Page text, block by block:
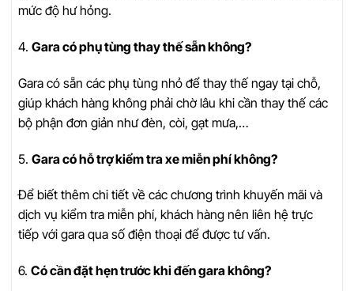
mức độ hư hỏng.
4. Gara có phụ tùng thay thế sẵn không?
Gara có sẵn các phụ tùng nhỏ để thay thế ngay tại chỗ,
giúp khách hàng không phải chờ lâu khi cần thay thế các
bộ phận đơn giản như đèn, còi, gạt mưa,…
5. Gara có hỗ trợ kiểm tra xe miễn phí không?
Để biết thêm chi tiết về các chương trình khuyến mãi và
dịch vụ kiểm tra miễn phí, khách hàng nên liên hệ trực
tiếp với gara qua số điện thoại để được tư vấn.
6. Có cần đặt hẹn trước khi đến gara không?